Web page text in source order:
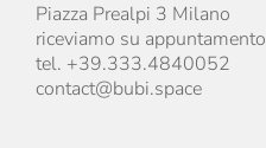
Piazza Prealpi 3 Milano
riceviamo su appuntamento
tel. +39.333.4840052
contact@bubi.space